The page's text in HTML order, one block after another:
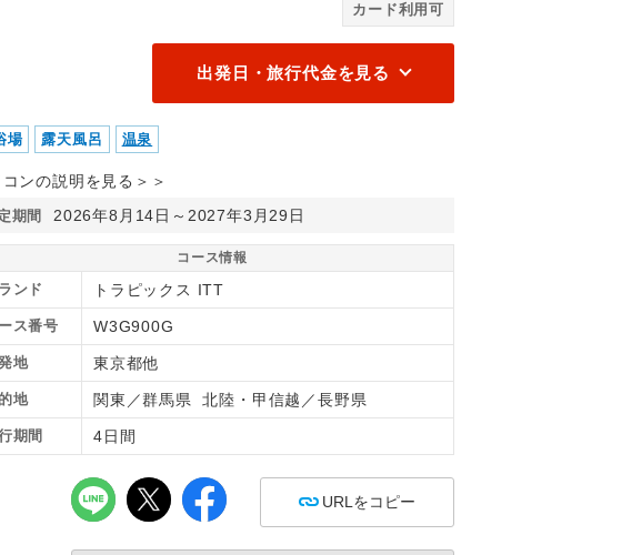
カード利用可
出発日・旅行代金を見る
場 露天風呂 温泉
ンの説明を見る＞＞
期間 2026年8月14日～2027年3月29日
コース情報
ンド トラピックス ITT
ス番号 W3G900G
地 東京都他
地 関東／群馬県 北陸・甲信越／長野県
期間 4日間
URLをコピー